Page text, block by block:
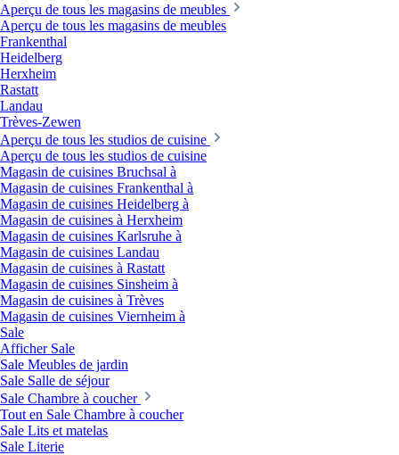
Aperçu de tous les magasins de meubles
Aperçu de tous les magasins de meubles
Frankenthal
Heidelberg
Herxheim
Rastatt
Landau
Trèves-Zewen
Aperçu de tous les studios de cuisine
Aperçu de tous les studios de cuisine
Magasin de cuisines Bruchsal à
Magasin de cuisines Frankenthal à
Magasin de cuisines Heidelberg à
Magasin de cuisines à Herxheim
Magasin de cuisines Karlsruhe à
Magasin de cuisines Landau
Magasin de cuisines à Rastatt
Magasin de cuisines Sinsheim à
Magasin de cuisines à Trèves
Magasin de cuisines Viernheim à
Sale
Afficher Sale
Sale Meubles de jardin
Sale Salle de séjour
Sale Chambre à coucher
Tout en Sale Chambre à coucher
Sale Lits et matelas
Sale Literie